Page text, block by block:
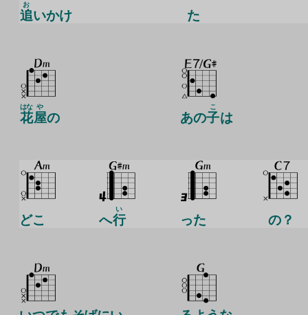
追
お
いかけ た
花
はな
屋
や
の あの子
こ
は
どこ へ行
い
った の？